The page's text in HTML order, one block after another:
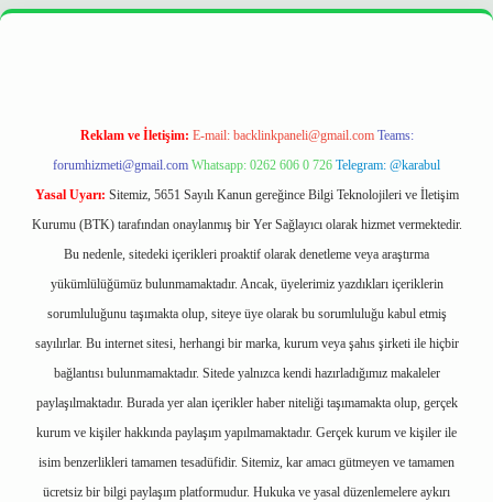
https://betexpergir.net/
Reklam ve İletişim: E-mail: backlinkpaneli@gmail.com Teams:
forumhizmeti@gmail.com Whatsapp: 0262 606 0 726 Telegram: @karabul
Yasal Uyarı: Sitemiz, 5651 Sayılı Kanun gereğince Bilgi Teknolojileri ve İletişim
Kurumu (BTK) tarafından onaylanmış bir Yer Sağlayıcı olarak hizmet vermektedir.
Bu nedenle, sitedeki içerikleri proaktif olarak denetleme veya araştırma
yükümlülüğümüz bulunmamaktadır. Ancak, üyelerimiz yazdıkları içeriklerin
sorumluluğunu taşımakta olup, siteye üye olarak bu sorumluluğu kabul etmiş
sayılırlar. Bu internet sitesi, herhangi bir marka, kurum veya şahıs şirketi ile hiçbir
bağlantısı bulunmamaktadır. Sitede yalnızca kendi hazırladığımız makaleler
paylaşılmaktadır. Burada yer alan içerikler haber niteliği taşımamakta olup, gerçek
kurum ve kişiler hakkında paylaşım yapılmamaktadır. Gerçek kurum ve kişiler ile
isim benzerlikleri tamamen tesadüfidir. Sitemiz, kar amacı gütmeyen ve tamamen
ücretsiz bir bilgi paylaşım platformudur. Hukuka ve yasal düzenlemelere aykırı